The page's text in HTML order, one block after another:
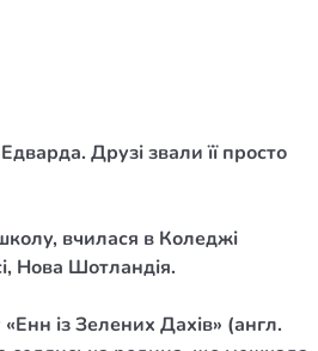
Друзі звали її просто
вчилася в Коледжі
Нова Шотландія.
із Зелених Дахів» (англ.